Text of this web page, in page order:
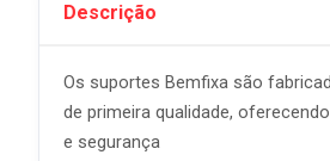
Descrição
Os suportes Bemfixa são
de primeira qualidade,
e segurança